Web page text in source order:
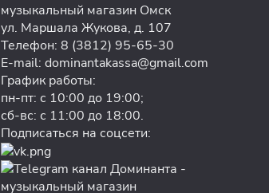
музыкальный магазин Омск
ул. Маршала Жукова, д. 107
Телефон: 8 (3812) 95-65-30
E-mail: dominantakassa@gmail.com
График работы:
пн-пт: с 10:00 до 19:00;
сб-вс: с 11:00 до 18:00.
Подписаться на соцсети: